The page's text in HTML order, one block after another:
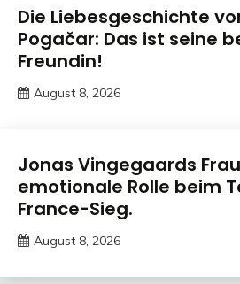
Trends
Die Liebesgeschichte
Pogačar: Das ist seine
Freundin!
August 8, 2026
Trends
Jonas Vingegaards
emotionale Rolle beim
France-Sieg.
August 8, 2026
Meme